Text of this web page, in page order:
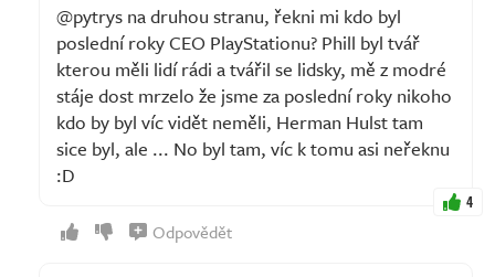
@pytrys na druhou stranu, řekni mi kdo byl
poslední roky CEO PlayStationu? Phill byl tvář
kterou měli lidí rádi a tvářil se lidsky, mě z modré
stáje dost mrzelo že jsme za poslední roky nikoho
kdo by byl víc vidět neměli, Herman Hulst tam
sice byl, ale ... No byl tam, víc k tomu asi neřeknu
:D
4
Odpovědět